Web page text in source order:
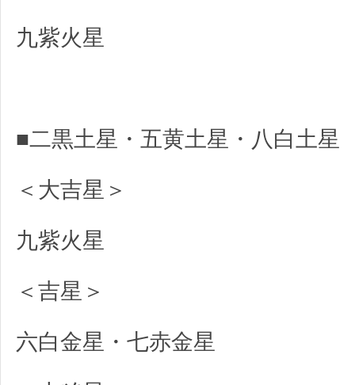
九紫火星
■二黒土星・五黄土星・八白土星
＜大吉星＞
九紫火星
＜吉星＞
六白金星・七赤金星